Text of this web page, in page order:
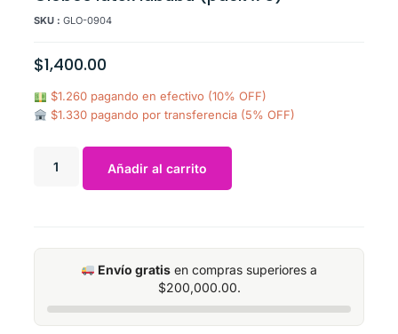
SKU : GLO-0904
$1,400.00
$1.260 pagando en efectivo (10% OFF)
$1.330 pagando por transferencia (5% OFF)
Añadir al carrito
Envío gratis en compras superiores a
$200,000.00.